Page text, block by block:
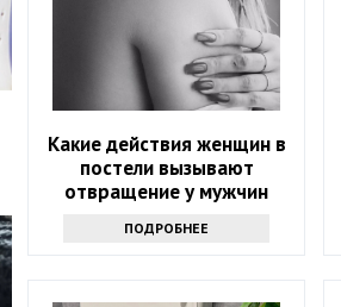
Какие действия женщин в
постели вызывают
отвращение у мужчин
ПОДРОБНЕЕ